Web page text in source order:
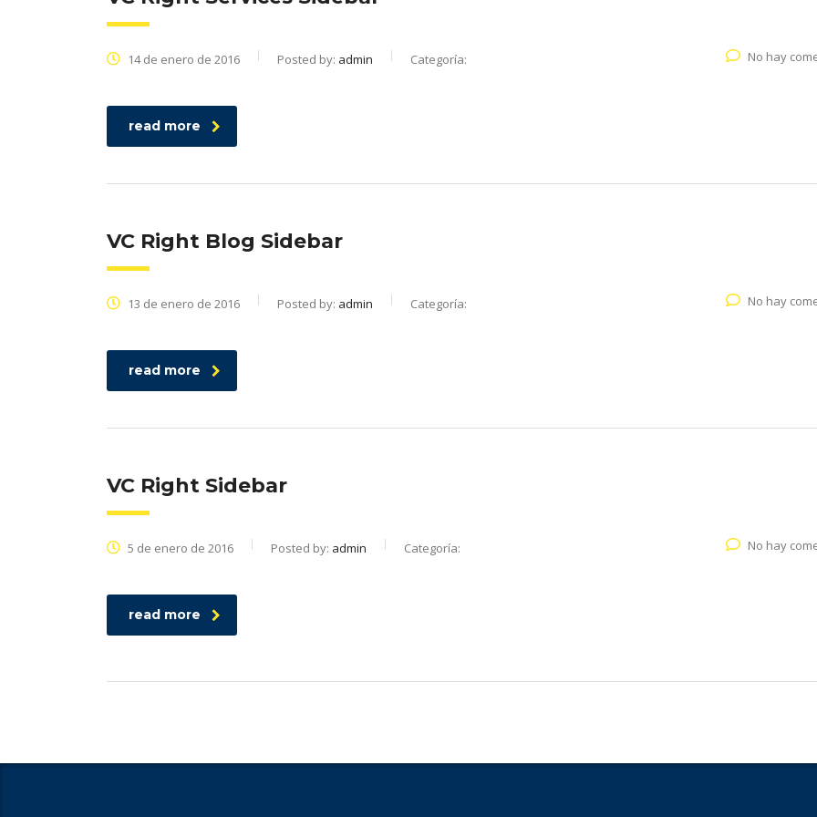
14 de enero de 2016 Posted by: admin Categoría: No hay
read more
VC Right Blog Sidebar
13 de enero de 2016 Posted by: admin Categoría: No hay
read more
VC Right Sidebar
5 de enero de 2016 Posted by: admin Categoría: No hay
read more